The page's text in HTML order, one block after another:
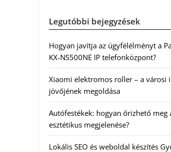
Legutóbbi bejegyzések
Hogyan javítja az ügyfélélményt a
KX-NS500NE IP telefonközpont?
Xiaomi elektromos roller – a városi
jövőjének megoldása
Autófestékek: hogyan őrizhető meg
esztétikus megjelenése?
Lokális SEO és weboldal készítés